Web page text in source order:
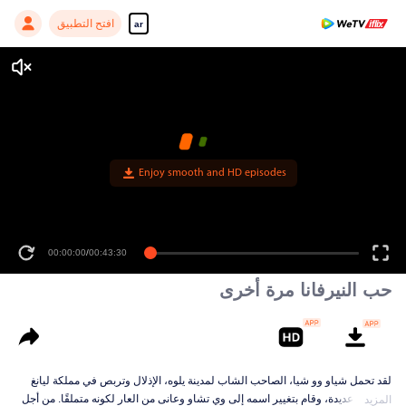
ar افتح التطبيق
Enjoy smooth and HD episodes
00:00:00/00:43:30
حب النيرفانا مرة أخرى
لقد تحمل شياو وو شيا، الصاحب الشاب لمدينة يلوه، الإذلال وتربص في مملكة ليانغ
لسنوات عديدة، وقام بتغيير اسمه إلى وي تشاو وعانى من العار لكونه متملقًا. من أجل
المزيد